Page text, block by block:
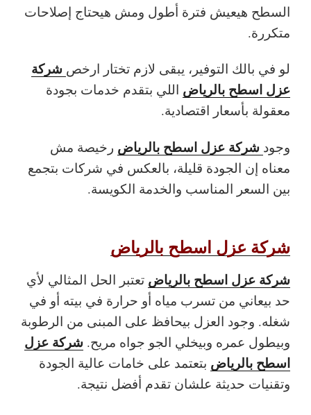
السطح هيعيش فترة أطول ومش هيحتاج إصلاحات
متكررة.
لو في بالك التوفير، يبقى لازم تختار ارخص شركة
عزل اسطح بالرياض اللي بتقدم خدمات بجودة
معقولة بأسعار اقتصادية.
وجود شركة عزل اسطح بالرياض رخيصة مش
معناه إن الجودة قليلة، بالعكس في شركات بتجمع
بين السعر المناسب والخدمة الكويسة.
شركة عزل اسطح بالرياض
شركة عزل اسطح بالرياض تعتبر الحل المثالي لأي
حد بيعاني من تسرب مياه أو حرارة في بيته أو في
شغله. وجود العزل بيحافظ على المبنى من الرطوبة
وبيطول عمره وبيخلي الجو جواه مريح. شركة عزل
اسطح بالرياض بتعتمد على خامات عالية الجودة
وتقنيات حديثة علشان تقدم أفضل نتيجة.